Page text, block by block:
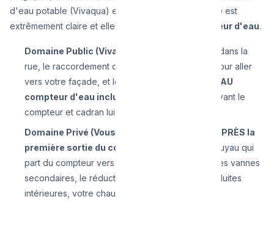
d'eau potable (Vivaqua) et le propriétaire / locataire est
extrêmement claire et elle porte un nom :
le Compteur d'eau.
Domaine Public (Vivaqua) :
La Conduite-mère dans la
rue, le raccordement qui passe sous le trottoir pour aller
vers votre façade, et le tuyau qui arrive
JUSQU'AU
compteur d'eau inclus
(vanne d'arrêt située avant le
compteur et cadran lui-même).
Domaine Privé (Vous) :
APRÈS la
première sortie du compteur
(c'est-à-dire le tuyau qui
part du compteur vers l'intérieur de la maison), les vannes
secondaires, le réducteur de pression, vos conduites
intérieures, votre chaudière, et vos robinets.